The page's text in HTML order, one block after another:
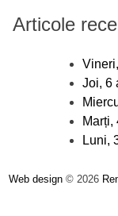
Articole
Joi, 6
Marți,
Luni,
Web design© 2026